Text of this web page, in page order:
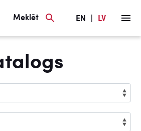
Meklēt EN LV